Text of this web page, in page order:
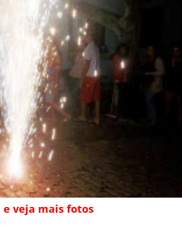
e veja mais fotos